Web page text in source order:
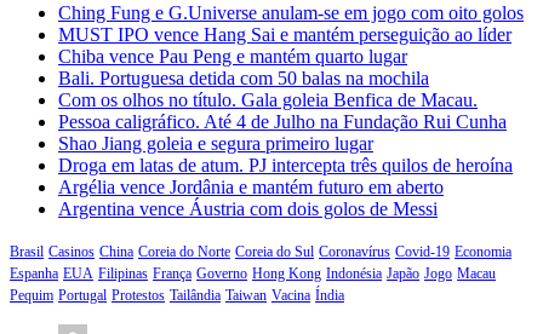
Ching Fung e G.Universe anulam-se em jogo com oito golos
MUST IPO vence Hang Sai e mantém perseguição ao líder
Chiba vence Pau Peng e mantém quarto lugar
Bali. Portuguesa detida com 50 balas na mochila
Com os olhos no título. Gala goleia Benfica de Macau.
Pessoa caligráfico. Até 4 de Julho na Fundação Rui Cunha
Shao Jiang goleia e segura primeiro lugar
Droga em latas de atum. PJ intercepta três quilos de heroína
Argélia vence Jordânia e mantém futuro em aberto
Argentina vence Áustria com dois golos de Messi
Brasil Casinos China Coreia do Norte Coreia do Sul Coronavírus Covid-19 Economia
Espanha EUA Filipinas França Governo Hong Kong Indonésia Japão Jogo Macau
Pequim Portugal Protestos Tailândia Taiwan Vacina Índia